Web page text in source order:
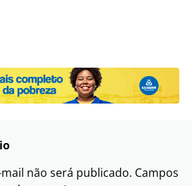
não será publicado. Campos